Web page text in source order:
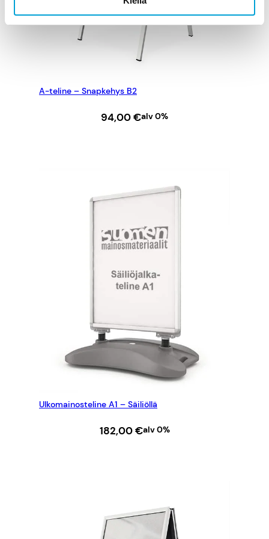
A-teline – Snapkehys B2
94,00€alv 0%
Ulkomainosteline A1 – Säiliöllä
182,00€alv 0%